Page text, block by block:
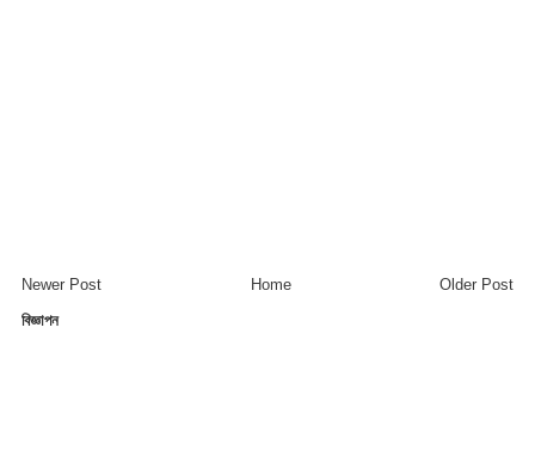
Newer Post Older Post
Home
বিজ্ঞাপন